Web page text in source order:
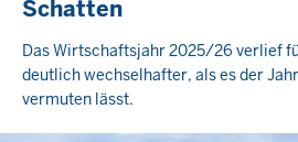
Schatten
Das Wirtschaftsjahr 2025/26 verlief
deutlich wechselhafter, als es der
vermuten lässt.